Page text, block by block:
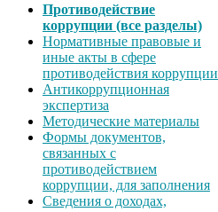
Противодействие
коррупции (все разделы)
Нормативные правовые и
иные акты в сфере
противодействия коррупции
Антикоррупционная
экспертиза
Методические материалы
Формы документов,
связанных с
противодействием
коррупции, для заполнения
Сведения о доходах,